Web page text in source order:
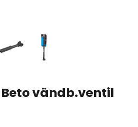
vändb.ventil